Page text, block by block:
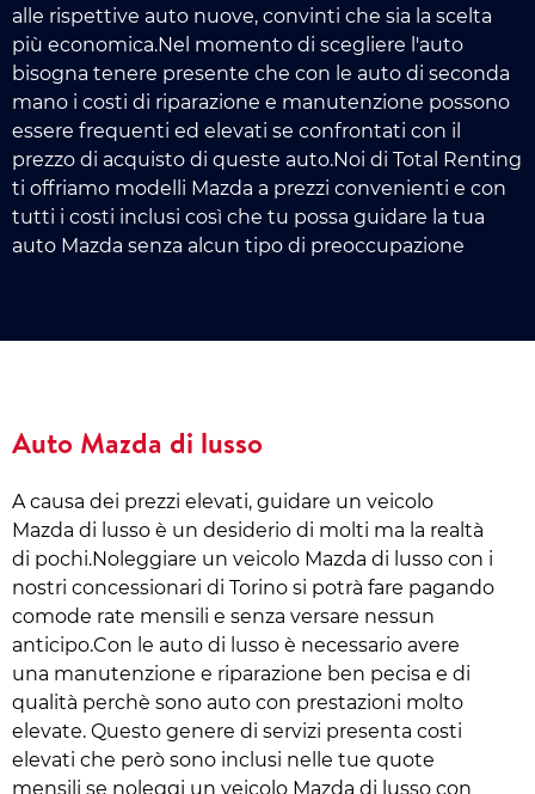
alle rispettive auto nuove, convinti che sia la scelta
più economica.Nel momento di scegliere l'auto
bisogna tenere presente che con le auto di seconda
mano i costi di riparazione e manutenzione possono
essere frequenti ed elevati se confrontati con il
prezzo di acquisto di queste auto.Noi di Total Renting
ti offriamo modelli Mazda a prezzi convenienti e con
tutti i costi inclusi così che tu possa guidare la tua
auto Mazda senza alcun tipo di preoccupazione
Auto Mazda di lusso
A causa dei prezzi elevati, guidare un veicolo
Mazda di lusso è un desiderio di molti ma la realtà
di pochi.Noleggiare un veicolo Mazda di lusso con i
nostri concessionari di Torino si potrà fare pagando
comode rate mensili e senza versare nessun
anticipo.Con le auto di lusso è necessario avere
una manutenzione e riparazione ben pecisa e di
qualità perchè sono auto con prestazioni molto
elevate. Questo genere di servizi presenta costi
elevati che però sono inclusi nelle tue quote
mensili se noleggi un veicolo Mazda di lusso con